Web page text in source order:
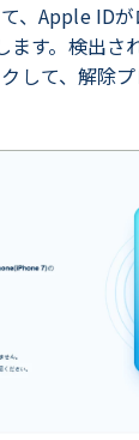
、Apple ID
ます。検出さ
して、解除